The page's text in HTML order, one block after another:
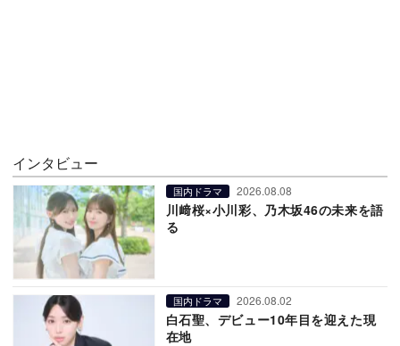
インタビュー
国内ドラマ 2026.08.08
川﨑桜×小川彩、乃木坂46の未来を語
る
国内ドラマ 2026.08.02
白石聖、デビュー10年目を迎えた現
在地